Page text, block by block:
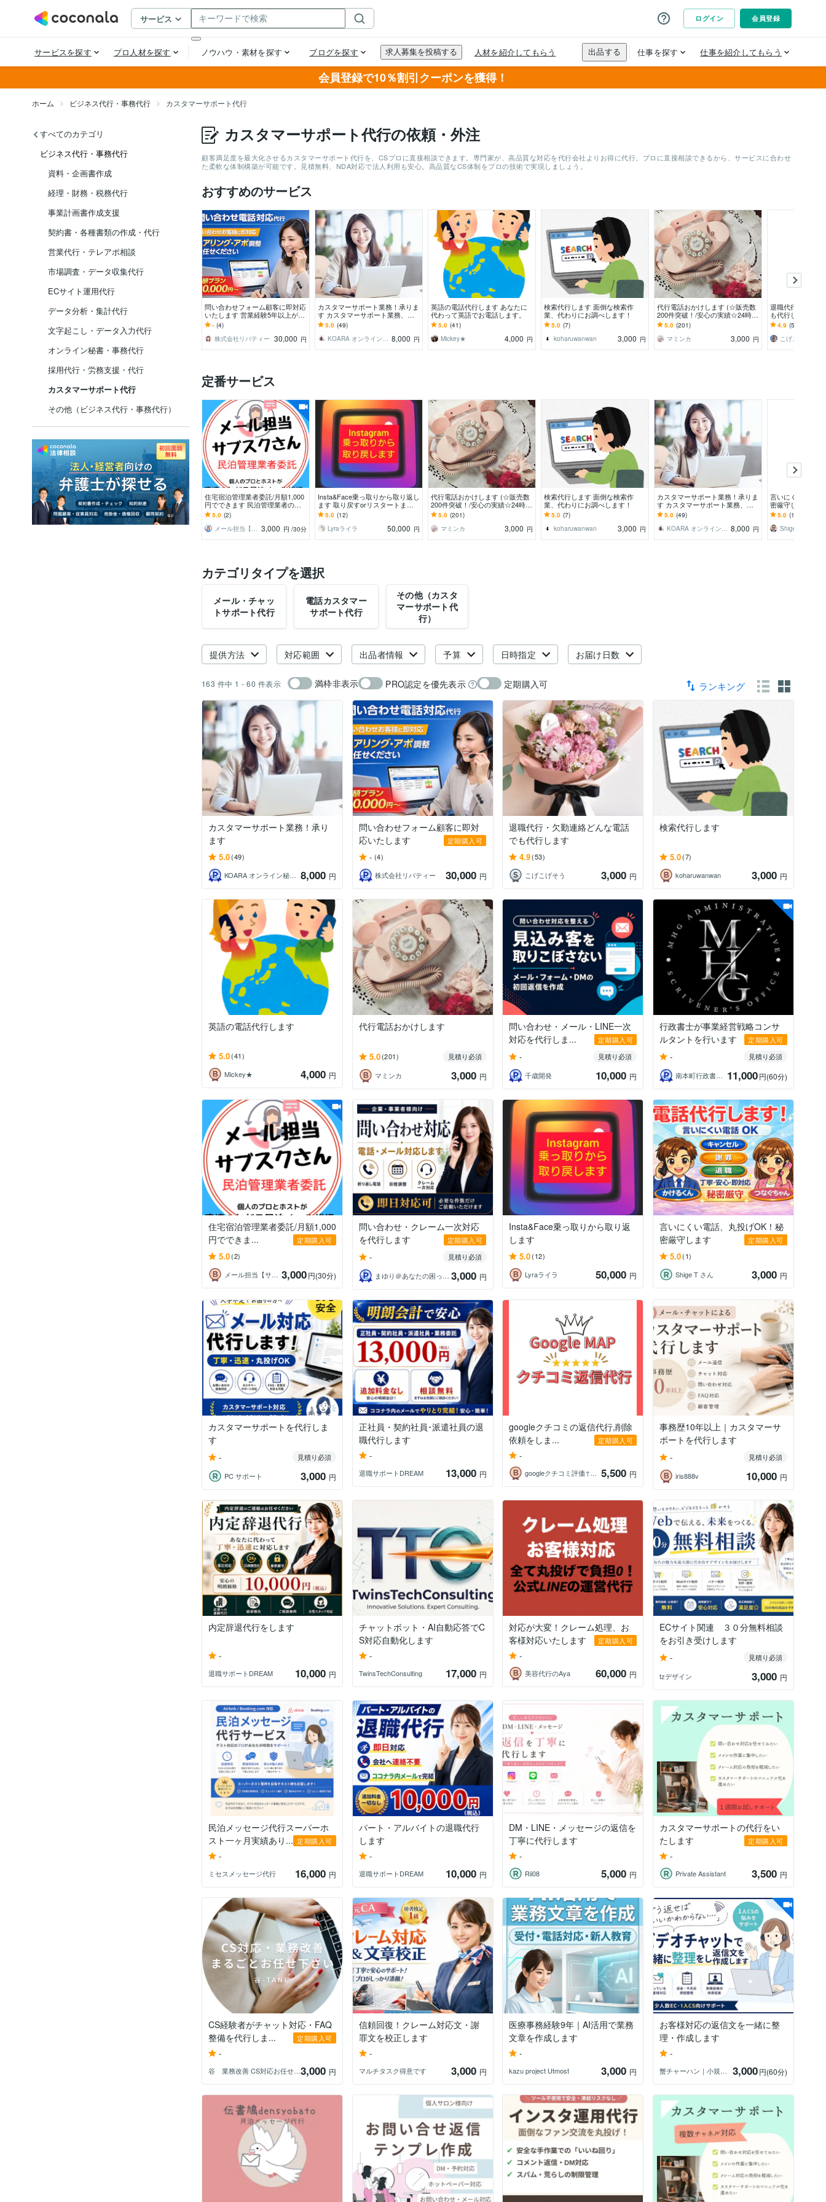
会員登録で10％割引クーポンを獲得！
ホーム ビジネス代行・事務代行 カスタマーサポート代行
すべてのカテゴリ
ビジネス代行・事務代行
資料・企画書作成
経理・財務・税務代行
事業計画書作成支援
契約書・各種書類の作成・代行
営業代行・テレアポ相談
市場調査・データ収集代行
ECサイト運用代行
データ分析・集計代行
文字起こし・データ入力代行
オンライン秘書・事務代行
採用代行・労務支援・代行
カスタマーサポート代行
その他（ビジネス代行・事務代行）
カスタマーサポート代行の依頼・外注
顧客満足度を最大化させるカスタマーサポート代行を、CSプロに直接相談できます。専門家が、高品質な対応を代行会社よりお得に代行。プロに直接相談できるから、サービスに合わせ
た柔軟な体制構築が可能です。見積無料、NDA対応で法人利用も安心。高品質なCS体制をプロの技術で実現しましょう。
おすすめのサービス
問い合わせフォーム顧客に即対応
いたします 営業経験5年以上がヒ
アリング・アポ取得します
- (4)
株式会社リバティー 30,000 円
カスタマーサポート業務！承りま
す カスタマーサポート業務、ま
るっとおまかせ！
5.0 (49)
KOARA オンライン秘書 コンサル 8,000 円
英語の電話代行します あなたに
代わって英語でお電話します。
5.0 (41)
Mickey★
4,000 円
検索代行します 面倒な検索作
業、代わりにお調べします！
5.0 (7)
koharuwanwan
3,000 円
代行電話おかけします (☆販売数
200件突破！/安心の実績☆24時間
急案件も◎)
5.0 (201)
マミンカ
3,000 円
退職代行・欠勤
も代行します 退
話・督促相手へ
丁寧に致します。
4.9 (53)
こげこげそう
定番サービス
住宅宿泊管理業者委託/月額1,000
円でできます 民泊管理業者の賢
い探し方：費用を抑えた再委託型
がおススメです
5.0 (2)
メール担当【サブスクさん】 3,000 円 /30分
Insta&Face乗っ取りから取り返し
ます 取り戻すorリスタートまで
サポートします！
5.0 (12)
Lyraライラ
50,000 円
代行電話おかけします (☆販売数
200件突破！/安心の実績☆24時間
急案件も◎)
5.0 (201)
マミンカ
3,000 円
検索代行します 面倒な検索作
業、代わりにお調べします！
5.0 (7)
koharuwanwan
3,000 円
カスタマーサポート業務！承りま
す カスタマーサポート業務、ま
るっとおまかせ！
5.0 (49)
KOARA オンライン秘書 コンサル 8,000 円
言いにくい電話
密厳守します 謝
暇・お断り・キ
て対応します。
5.0 (1)
Shige T さん
カテゴリタイプを選択
メール・チャッ
トサポート代行
電話カスタマー
サポート代行
その他（カスタ
マーサポート代
行）
提供方法 対応範囲 出品者情報 予算 日時指定 お届け日数
163 件中 1 - 60 件表示 満枠非表示 PRO認定を優先表示 定期購入可 ランキング
カスタマーサポート業務！承り
ます
5.0(49)
KOARA オンライン秘書 コンサル
8,000 円
問い合わせフォーム顧客に即対
応いたします
定期購入可
- (4)
株式会社リバティー
30,000 円
退職代行・欠勤連絡どんな電話
でも代行します
4.9(53)
こげこげそう
3,000 円
検索代行します
5.0(7)
koharuwanwan
3,000 円
英語の電話代行します
5.0(41)
Mickey★
4,000 円
代行電話おかけします
5.0(201)
見積り必須
マミンカ
3,000 円
問い合わせ・メール・LINE一次
対応を代行しま...
定期購入可
-
見積り必須
千歳開発
10,000 円
行政書士が事業経営戦略コンサ
ルタントを行います
定期購入可
-
見積り必須
南本町行政書士事務所
11,000円(60分)
住宅宿泊管理業者委託/月額1,000
円でできま...
定期購入可
5.0(2)
メール担当【サブスクさん】
3,000円(30分)
問い合わせ・クレーム一次対応
を代行します
定期購入可
-
見積り必須
まゆり＠あなたの困ったをサポートします 3,000 円
Insta&Face乗っ取りから取り返
します
5.0(12)
Lyraライラ
50,000 円
言いにくい電話、丸投げOK！秘
密厳守します
定期購入可
5.0(1)
Shige T さん
3,000 円
カスタマーサポートを代行しま
す
-
見積り必須
PC サポート
3,000 円
正社員・契約社員･派遣社員の退
職代行します
-
退職サポートDREAM 13,000 円
googleクチコミの返信代行,削除
依頼をしま...
定期購入可
-
googleクチコミ評価↑Osunari 5,500 円
事務歴10年以上｜カスタマーサ
ポートを代行します
-
見積り必須
iris888v
10,000 円
内定辞退代行をします
-
退職サポートDREAM 10,000 円
チャットボット・AI自動応答でC
S対応自動化します
-
TwinsTechConsulting 17,000 円
対応が大変！クレーム処理、お
客様対応いたします
定期購入可
-
美容代行のAya 60,000 円
ECサイト関連 ３０分無料相談
をお引き受けします
-
見積り必須
tzデザイン
3,000 円
民泊メッセージ代行スーパーホ
スト一ヶ月実績あり... 定期購入可
-
ミセスメッセージ代行 16,000 円
パート・アルバイトの退職代行
します
-
退職サポートDREAM 10,000 円
DM・LINE・メッセージの返信を
丁寧に代行します
-
Rii08 5,000 円
カスタマーサポートの代行をい
たします
定期購入可
-
Private Assistant 3,500 円
CS経験者がチャット対応・FAQ
整備を代行しま...
定期購入可
-
谷 業務改善 CS対応お任せください 3,000 円
信頼回復！クレーム対応文・謝
罪文を校正します
-
マルチタスク得意です 3,000 円
医療事務経験9年｜AI活用で業務
文章を作成します
-
kazu project Utmost 3,000 円
お客様対応の返信文を一緒に整
理・作成します
-
蟹チャーハン｜小規模ECのCS改善 3,000円(60分)